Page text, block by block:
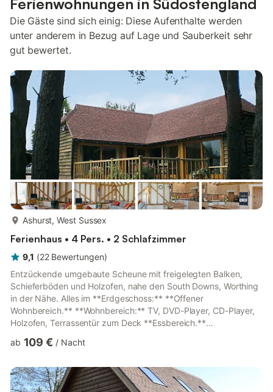
Ferienwohnungen in Südostengland
Die Gäste sind sich einig: Diese Aufenthalte werden
unter anderem in Bezug auf Lage und Sauberkeit sehr
gut bewertet.
Ashurst, West Sussex
Ferienhaus • 4 Pers. • 2 Schlafzimmer
9,1 (22 Bewertungen)
Entzückende umgebaute Scheune mit freigelegten Balken,
Schieferböden und Holzofen, nahe den South Downs, Worthing
in der Nähe. Alles im **Erdgeschoss:** **Offener
Wohnbereich.** **Wohnbereich:** TV, DVD-Player, CD-Player,
Holzofen, Terrassentür zum Deck **Essbereich.**
Kühlschrank, Gefrierschrank, Geschirrspüler, Waschmaschine
Duschkabine, WC **Schlafzimmer 2:** 2 Einzelbetten (0,91 m),
Terrassentür zum Deck **Badezimmer:** freistehende
ab 109 € / Nacht